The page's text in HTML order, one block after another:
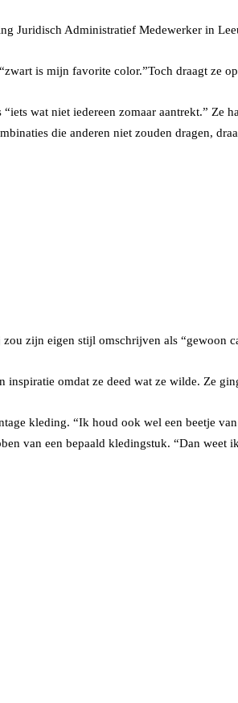
Juridisch Administratief Medewerker in
is mijn favorite color.”Toch draagt ze
wat niet iedereen zomaar aantrekt.”
die anderen niet zouden dragen,
zijn eigen stijl omschrijven als “gewoon
omdat ze deed wat ze wilde. Ze
kleding. “Ik houd ook wel een beetje
van een bepaald kledingstuk. “Dan weet